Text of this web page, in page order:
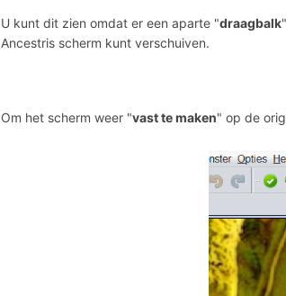
U kunt dit zien omdat er een aparte "draagbalk
Ancestris scherm kunt verschuiven.
Om het scherm weer "vast te maken" op de